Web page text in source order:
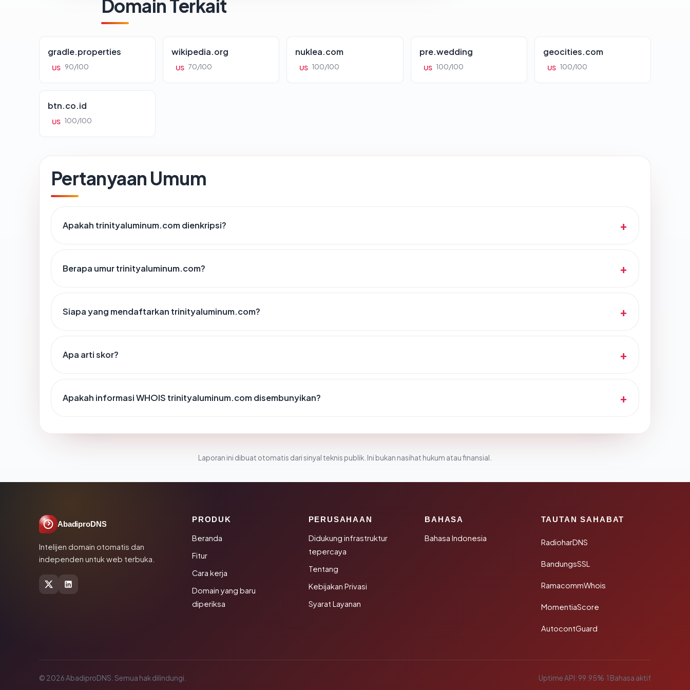
Domain Terkait
gradle.properties
US 90/100
wikipedia.org
US 70/100
nuklea.com
US 100/100
pre.wedding
US 100/100
geocities.com
US 100/100
btn.co.id
US 100/100
Pertanyaan Umum
Apakah trinityaluminum.com dienkripsi?
Berapa umur trinityaluminum.com?
Siapa yang mendaftarkan trinityaluminum.com?
Apa arti skor?
Apakah informasi WHOIS trinityaluminum.com disembunyikan?
Laporan ini dibuat otomatis dari sinyal teknis publik. Ini bukan nasihat hukum atau finansial.
AbadiproDNS
Intelijen domain otomatis dan
independen untuk web terbuka.
PRODUK
Beranda
Fitur
Cara kerja
Domain yang baru
diperiksa
PERUSAHAAN
Didukung infrastruktur
tepercaya
Tentang
Kebijakan Privasi
Syarat Layanan
BAHASA
Bahasa Indonesia
TAUTAN SAHABAT
RadioharDNS
BandungsSSL
RamacommWhois
MomentiaScore
AutocontGuard
© 2026 AbadiproDNS. Semua hak dilindungi. Uptime API: 99.95%·1 Bahasa aktif